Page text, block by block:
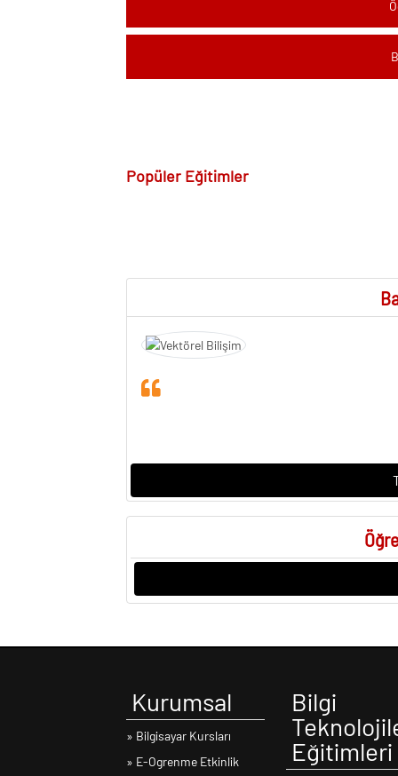
Popüler Eğitimler
Kurumsal
» Bilgisayar Kursları
» E-Ogrenme Etkinlik
Bilgi
Eğitimleri